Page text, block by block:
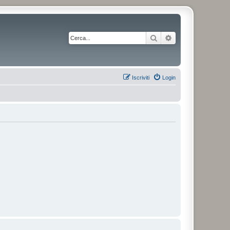
Cerca
Login
Iscriviti